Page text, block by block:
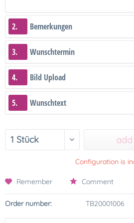
2. Bemerkungen
3. Wunschtermin
4. Bild Upload
5. Wunschtext
Configuration is
Remember Comment
Order number: TB20001006